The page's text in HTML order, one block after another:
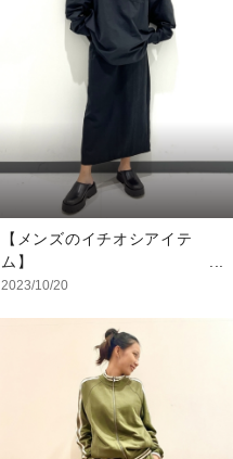
ライベートにも使える優れも
のです。 袖と身ごろが異素
材なのでブラック１色でも存
在感があります。 【G】ロ
ゴはアダルトをはじめ、いろ
いろなアイテムで使用されて
いるので ロゴでリンクコー
デも楽しめちゃいます☆ ジ
ャケットに合わせるのはホッ
トウィールのロングスリーブ
Tと GAP fitのジョガーパン
ツ キメすぎず、アクティブ
【モデル着用サイズ】
ジャケット：M/130cm
Tシャツ：XS/110cm
ボトムス：S/120cm
【メンズのイチオシアイテ
ム】
『Gapロゴ オックスフォー
ンズアイテムですが、女性に
もオススメのシンプルなデザ
インなので是非お試しくださ
オススメ骨格：ナチュラル
基本サイズ：XS〜S(日本サ
2023/10/20